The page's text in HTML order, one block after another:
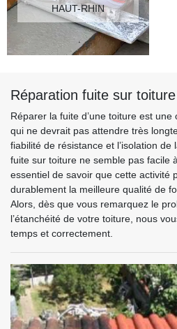
HAUT-RHIN
Réparation fuite sur toiture
Réparer la fuite d’une toiture est
qui ne devrait pas attendre très
fiabilité de résistance et l’isolation
fuite sur toiture ne semble pas facile
essentiel de savoir que cette activité
durablement la meilleure qualité de
Alors, dès que vous remarquez le
l’étanchéité de votre toiture, nous
temps et correctement.